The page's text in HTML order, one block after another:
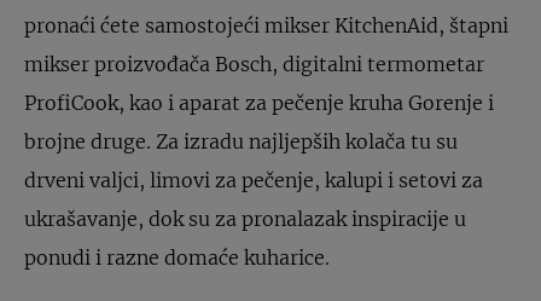
pronaći ćete samostojeći mikser KitchenAid, štapni
mikser proizvođača Bosch, digitalni termometar
ProfiCook, kao i aparat za pečenje kruha Gorenje i
brojne druge. Za izradu najljepših kolača tu su
drveni valjci, limovi za pečenje, kalupi i setovi za
ukrašavanje, dok su za pronalazak inspiracije u
ponudi i razne domaće kuharice.